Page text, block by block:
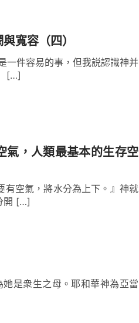
寬容（四）
一件容易的事，但我説認識神并
[…]
氣，人類最基本的生存空
有空氣，將水分為上下。』神就
開 […]
是衆生之母。耶和華神為亞當